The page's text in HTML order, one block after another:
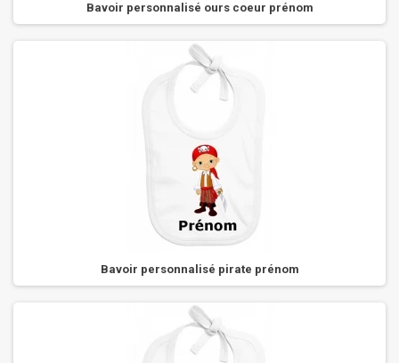
Bavoir personnalisé ours coeur prénom
Bavoir personnalisé pirate prénom